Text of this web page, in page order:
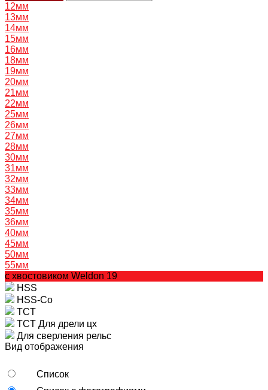
12мм
13мм
14мм
15мм
16мм
18мм
19мм
20мм
21мм
22мм
25мм
26мм
27мм
28мм
30мм
31мм
32мм
33мм
34мм
35мм
36мм
40мм
45мм
50мм
55мм
с хвостовиком Weldon 19
HSS
HSS-Co
TCT
TCT Для дрели цх
Для сверления рельс
Вид отображения
Список